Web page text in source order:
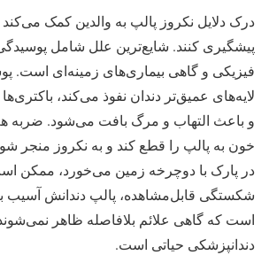
درک دلایل نکروز پالپ به والدین کمک می‌کند
پیشگیری کنند. شایع‌ترین علل شامل
فیزیکی و گاهی بیماری‌های زمینه‌ای است.
لایه‌های عمیق‌تر دندان نفوذ می‌کند،
و باعث التهاب و مرگ بافت می‌شود. ضربه
خون به پالپ را قطع کند و به نکروز منجر
در پارک با دوچرخه زمین می‌خورد، ممکن
شکستگی قابل‌مشاهده، پالپ دندانش آسیب
است که گاهی علائم بلافاصله ظاهر
دندانپزشکی حیاتی است.